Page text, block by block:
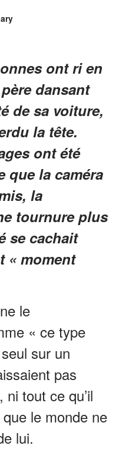
ont ri en
dansant
de sa voiture,
la tête.
ont été
que la caméra
la
tournure plus
se cachait
« moment
le
« ce type
sur un
pas
tout ce qu’il
le monde ne
lui.